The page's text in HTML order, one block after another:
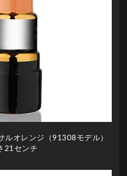
オレンジ（91308モデル）
21センチ